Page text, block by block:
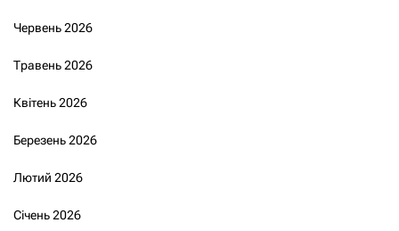
Червень 2026
Травень 2026
Квітень 2026
Березень 2026
Лютий 2026
Січень 2026